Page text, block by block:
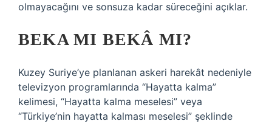
olmayacağını ve sonsuza kadar süreceğini açıklar.
BEKA MI BEKÂ MI?
Kuzey Suriye’ye planlanan askeri harekât nedeniyle
televizyon programlarında “Hayatta kalma”
kelimesi, “Hayatta kalma meselesi” veya
“Türkiye’nin hayatta kalması meselesi” şeklinde